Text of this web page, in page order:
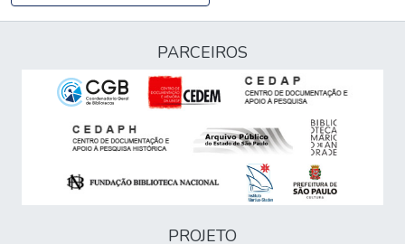
PARCEIROS
PROJETO